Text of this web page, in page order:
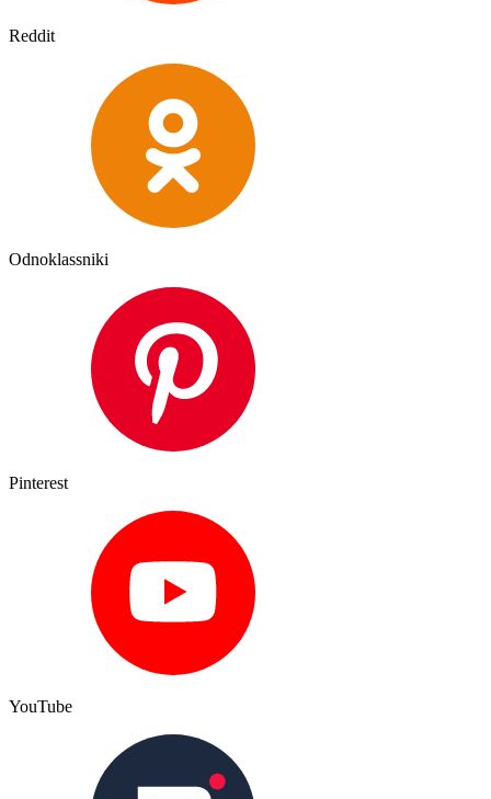
Reddit
Odnoklassniki
Pinterest
YouTube